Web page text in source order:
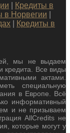
Кредиты в
в Норвегии
Кредиты в
мы не выдаем
кредита. Все виды
актами.
специальную
в Европе. Всё
информативный
и не призываем
AllCredits не
которые могут у